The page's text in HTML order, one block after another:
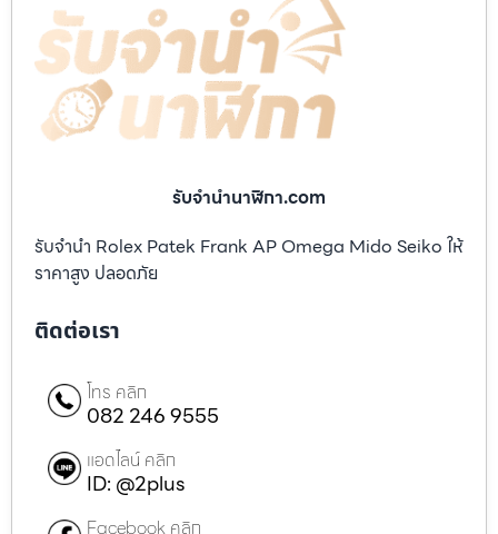
รับจํานํานาฬิกา.com
รับจำนำ Rolex Patek Frank AP Omega Mido Seiko ให้
ราคาสูง ปลอดภัย
ติดต่อเรา
โทร คลิก
082 246 9555
แอดไลน์ คลิก
ID: @2plus
Facebook คลิก